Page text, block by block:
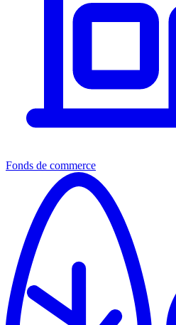
Fonds de commerce